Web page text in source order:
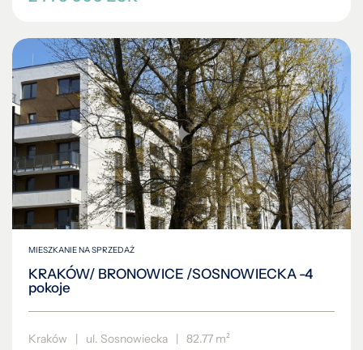
MIESZKANIE NA SPRZEDAŻ
KRAKÓW/ BRONOWICE /SOSNOWIECKA -4
pokoje
Kraków ul. Sosnowiecka 82.77 m²